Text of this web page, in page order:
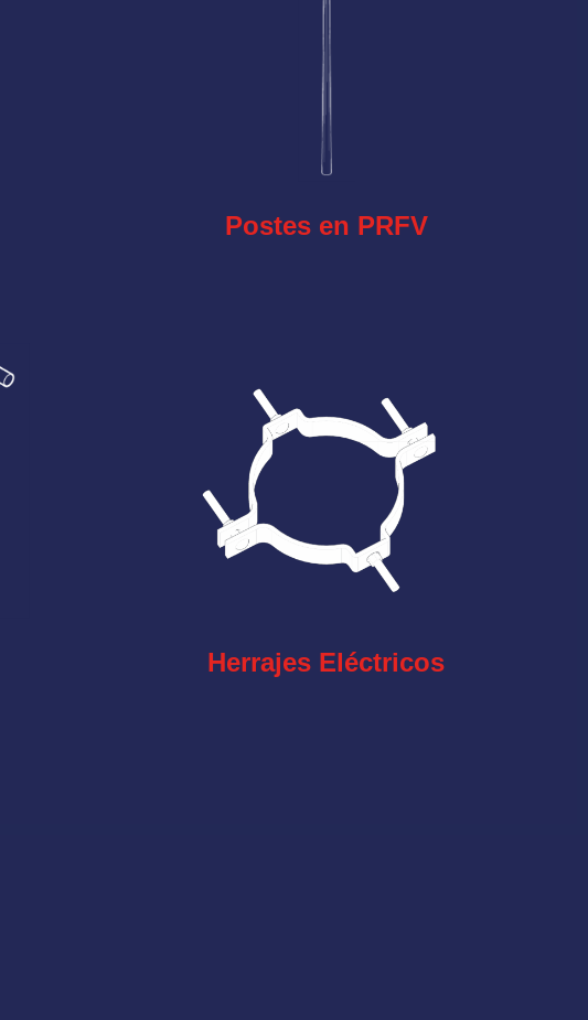
Postes en PRFV
Herrajes Eléctricos